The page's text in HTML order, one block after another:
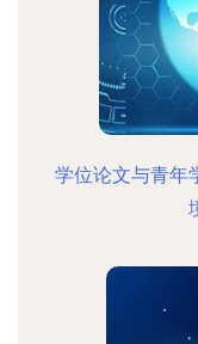
学位论文与青年